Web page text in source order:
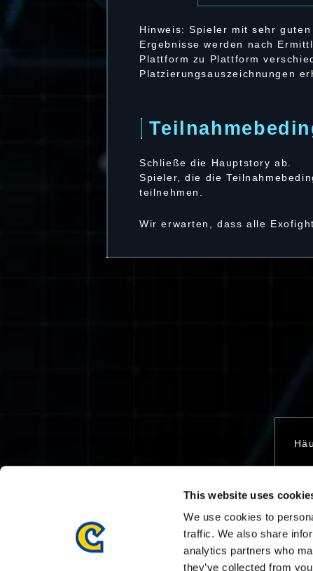
This website uses
We use cookies to
traffic. We also share
analytics partners who
they’ve collected from
Hinweis: Spieler mit sehr
Ergebnisse werden nach
Plattform zu Plattform
Platzierungsauszeichnungen
Schließe die Hauptstory ab.
Spieler, die die
teilnehmen.
Wir erwarten, dass alle